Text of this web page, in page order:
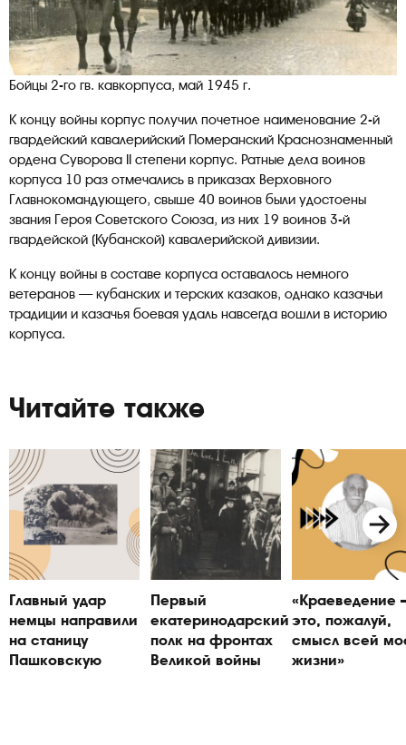
Бойцы 2-го гв. кавкорпуса, май 1945 г.
К концу войны корпус получил почетное наименование 2-й
гвардейский кавалерийский Померанский Краснознаменный
ордена Суворова II степени корпус. Ратные дела воинов
корпуса 10 раз отмечались в приказах Верховного
Главнокомандующего, свыше 40 воинов были удостоены
звания Героя Советского Союза, из них 19 воинов 3-й
гвардейской (Кубанской) кавалерийской дивизии.
К концу войны в составе корпуса оставалось немного
ветеранов — кубанских и терских казаков, однако казачьи
традиции и казачья боевая удаль навсегда вошли в историю
корпуса.
Читайте также
Главный удар
немцы направили
на станицу
Пашковскую
Первый
екатеринодарский
полк на фронтах
Великой войны
«Краеведение
это, пожалуй,
смысл всей
жизни»